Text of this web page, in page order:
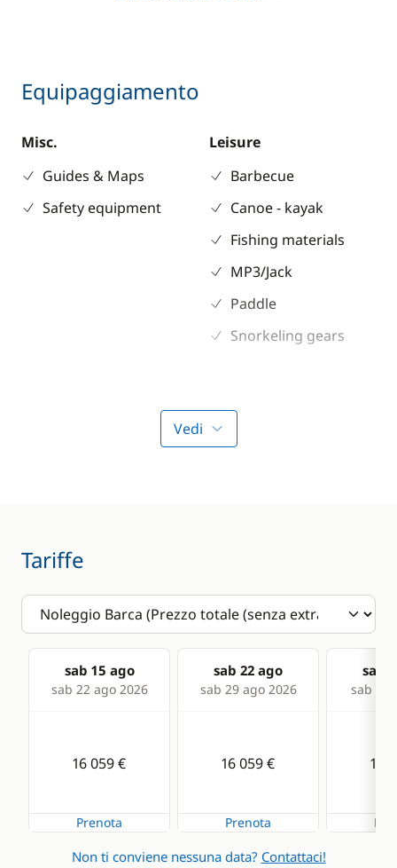
Equipaggiamento
Misc.
Guides & Maps
Safety equipment
Leisure
Barbecue
Canoe - kayak
Fishing materials
MP3/Jack
Paddle
Snorkeling gears
Ice Maker
Comfort
Air-conditioning
Hot water
Vedi
Tariffe
sab 15 ago
sab 22 ago 2026
sab 22 ago
sab 29 ago 2026
sab
sab 05
16 059 €
Prenota
16 059 €
Prenota
16
Non ti conviene nessuna data? Contattaci!